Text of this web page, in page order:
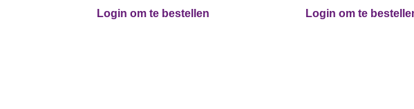
Login om te bestellen
Login om te